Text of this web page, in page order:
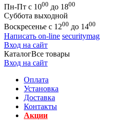
Пн-Пт с 1000 до 1800
Суббота выходной
Воскресенье с 1200 до 1400
Написать on-line securitymag
Вход на сайт
КаталогВсе товары
Вход на сайт
Оплата
Установка
Доставка
Контакты
Акции